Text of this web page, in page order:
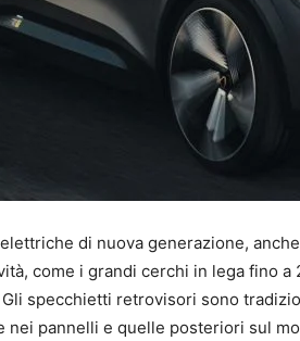
di nuova generazione, anche
come i grandi cerchi in lega fino
specchietti retrovisori sono
nei pannelli e quelle posteriori sul